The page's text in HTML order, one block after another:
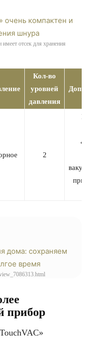
отсек для хранения
Кол-во
уровней
давления
2
при
прибор